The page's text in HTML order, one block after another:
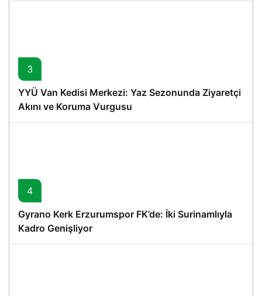
3
YYÜ Van Kedisi Merkezi: Yaz Sezonunda Ziyaretçi
Akını ve Koruma Vurgusu
4
Gyrano Kerk Erzurumspor FK’de: İki Surinamlıyla
Kadro Genişliyor